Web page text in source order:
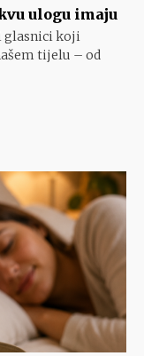
ulogu imaju
glasnici koji
tijelu – od